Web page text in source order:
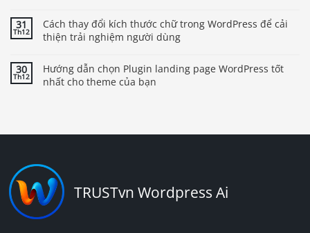
31
Th12
Cách thay đổi kích thước chữ trong WordPress để cải
thiện trải nghiệm người dùng
30
Th12
Hướng dẫn chọn Plugin landing page WordPress tốt
nhất cho theme của bạn
TRUSTvn Wordpress Ai